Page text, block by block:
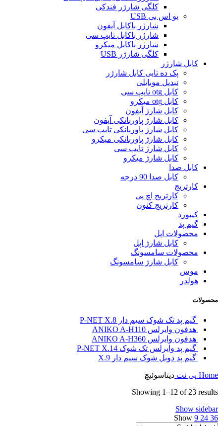
کلگی شارژر فندکی
یو اس بی USB
شارژر باکابل آیفون
شارژر باکابل تایپ سی
شارژر باکابل میکرو
کلگی شارژر USB
کابل شارژر
پک ده تایی کابل شارژر
تبدیل موبایلی
کابل otg تایپ سی
کابل otg میکرو
کابل شارژ آیفون
کابل شارژ پاوربانکی آیفون
کابل شارژ پاوربانکی تایپ سی
کابل شارژ پاوربانکی میکرو
کابل شارژ تایپ سی
کابل شارژ میکرو
کابل صدا
کابل صدا 90 درجه
کارتریج
کارتریج اچ پی
کارتریج کنون
کیبورد
گیم پد
محصولات اپل
کابل شارژ اپل
محصولات سامسونگ
کابل شارژ سامسونگ
موس
هولدر
محصولات
گیم پد تک شوک سیم دار P-NET X.8
هدفون وایرلس ANIKO A-H110
هدفون وایرلس ANIKO A-H360
گیم پد وایرلس تک شوک P-NET X.14
گیم پد دوبل شوک سیم دار X.9
Home پی نت دیتاسوئیچ
Showing 1–12 of 23 results
Show sidebar
Show 9 24 36